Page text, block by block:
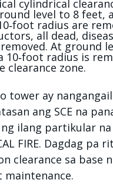
tower ay
ang SCE na
ilang partikular
FIRE. Dagdag pa
clearance sa base
maintenance.